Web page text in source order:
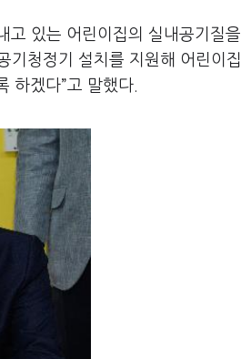
고 있는 어린이집의 실내공기질을
기청정기 설치를 지원해 어린이집
하겠다”고 말했다.